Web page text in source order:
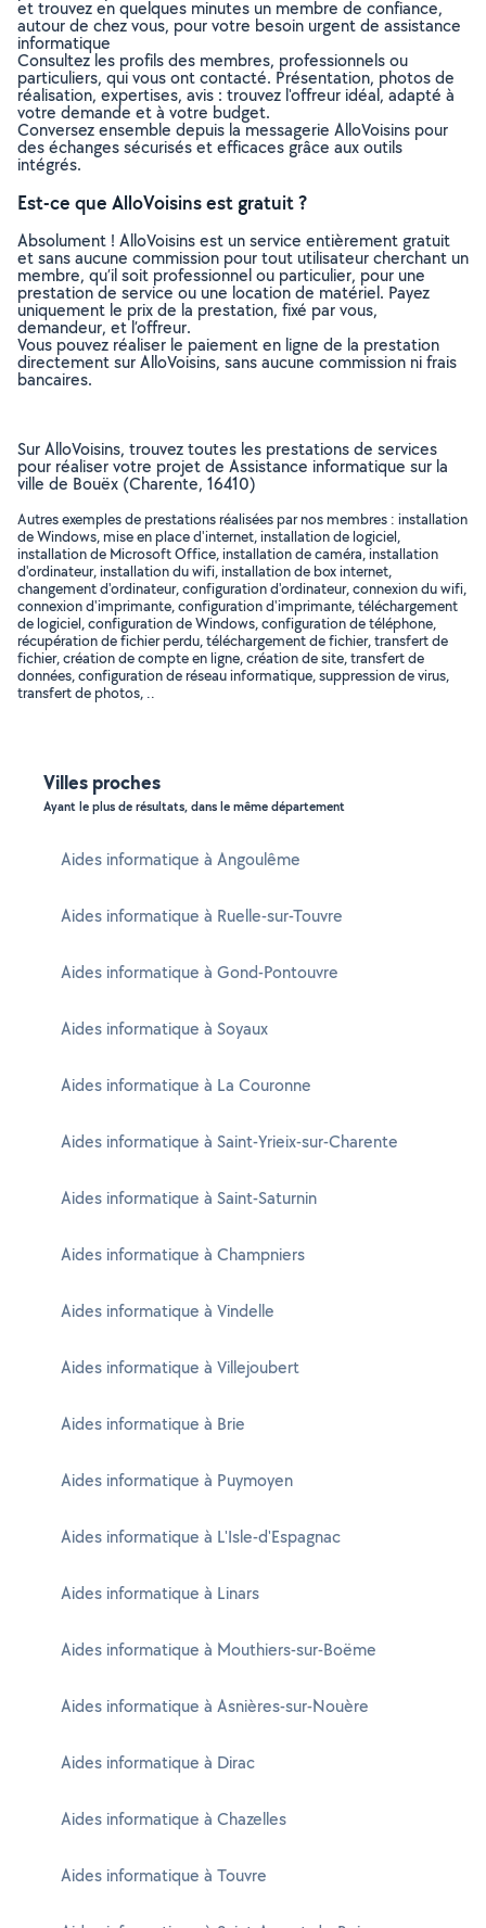
et trouvez en quelques minutes un membre de confiance,
autour de chez vous, pour votre besoin urgent de assistance
informatique
Consultez les profils des membres, professionnels ou
particuliers, qui vous ont contacté. Présentation, photos de
réalisation, expertises, avis : trouvez l'offreur idéal, adapté à
votre demande et à votre budget.
Conversez ensemble depuis la messagerie AlloVoisins pour
des échanges sécurisés et efficaces grâce aux outils
intégrés.
Est-ce que AlloVoisins est gratuit ?
Absolument ! AlloVoisins est un service entièrement gratuit
et sans aucune commission pour tout utilisateur cherchant un
membre, qu’il soit professionnel ou particulier, pour une
prestation de service ou une location de matériel. Payez
uniquement le prix de la prestation, fixé par vous,
demandeur, et l’offreur.
Vous pouvez réaliser le paiement en ligne de la prestation
directement sur AlloVoisins, sans aucune commission ni frais
bancaires.
Sur AlloVoisins, trouvez toutes les prestations de services
pour réaliser votre projet de Assistance informatique sur la
ville de Bouëx (Charente, 16410)
Autres exemples de prestations réalisées par nos membres : installation
de Windows, mise en place d'internet, installation de logiciel,
installation de Microsoft Office, installation de caméra, installation
d'ordinateur, installation du wifi, installation de box internet,
changement d'ordinateur, configuration d'ordinateur, connexion du wifi,
connexion d'imprimante, configuration d'imprimante, téléchargement
de logiciel, configuration de Windows, configuration de téléphone,
récupération de fichier perdu, téléchargement de fichier, transfert de
fichier, création de compte en ligne, création de site, transfert de
données, configuration de réseau informatique, suppression de virus,
transfert de photos, ..
Villes proches
Ayant le plus de résultats, dans le même département
Aides informatique à Angoulême
Aides informatique à Ruelle-sur-Touvre
Aides informatique à Gond-Pontouvre
Aides informatique à Soyaux
Aides informatique à La Couronne
Aides informatique à Saint-Yrieix-sur-Charente
Aides informatique à Saint-Saturnin
Aides informatique à Champniers
Aides informatique à Vindelle
Aides informatique à Villejoubert
Aides informatique à Brie
Aides informatique à Puymoyen
Aides informatique à L'Isle-d'Espagnac
Aides informatique à Linars
Aides informatique à Mouthiers-sur-Boëme
Aides informatique à Asnières-sur-Nouère
Aides informatique à Dirac
Aides informatique à Chazelles
Aides informatique à Touvre